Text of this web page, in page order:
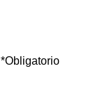
*Obligatorio